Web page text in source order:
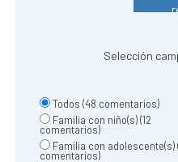
Selección
Todos (48 comentarios)
Familia con niño(s)(12
comentarios)
Familia con adolescente(s)
comentarios)